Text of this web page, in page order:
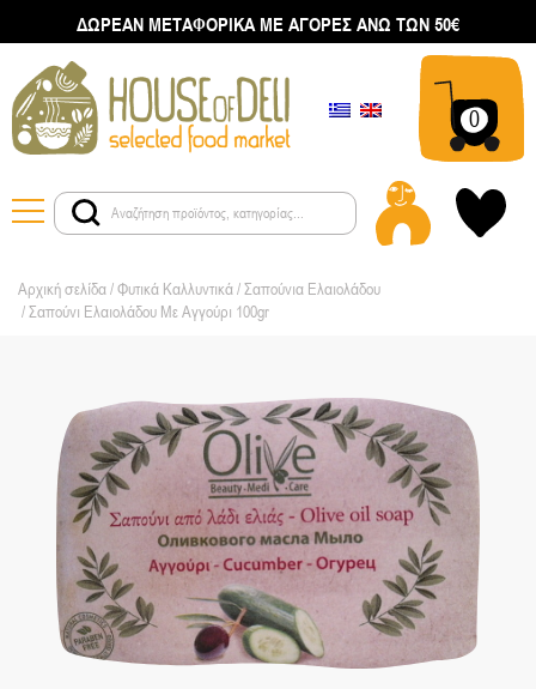
ΔΩΡΕΑΝ ΜΕΤΑΦΟΡΙΚΑ ΜΕ ΑΓΟΡΕΣ ΑΝΩ ΤΩΝ 50€
0
Αρχική σελίδα/Φυτικά Καλλυντικά/Σαπούνια Ελαιολάδου
/ Σαπούνι Ελαιολάδου Με Αγγούρι 100gr